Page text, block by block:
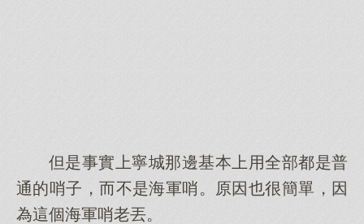
但是事實上寧城那邊基本上用全部都是普
通的哨子，而不是海軍哨。原因也很簡單，因
為這個海軍哨老丟。